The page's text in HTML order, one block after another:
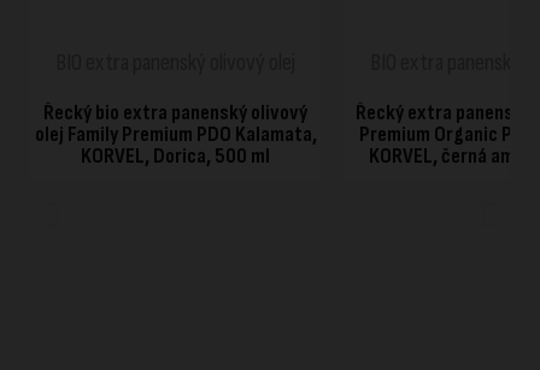
Řecký bio extra panenský olivový
olej Family Premium PDO Kalamata,
KORVEL, Dorica, 500 ml
Řecký extra panenský
Premium Organic
KORVEL, černá